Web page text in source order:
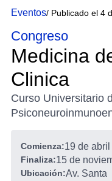
Eventos/ Publicado el 4
Congreso
Medicina
Clinica
Curso Universitario
Comienza:19 de
Finaliza:15 de
Ubicación:Av. Santa